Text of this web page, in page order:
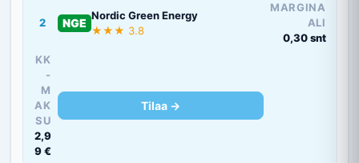
2 NGE
Nordic Green Energy
★★★ 3.8
MARGINA
ALI
0,30 snt
KK
-
M
AK
SU
2,9
9 €
Tilaa →